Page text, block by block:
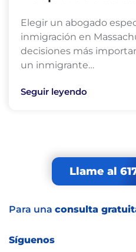
Elegir un abogado
inmigración en
decisiones más
un inmigrante…
Seguir leyendo
Llame al
Para una consulta
Síguenos